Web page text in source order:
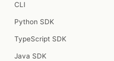
CLI
Python SDK
TypeScript SDK
Java SDK